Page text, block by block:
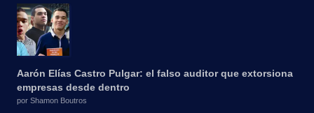
Aarón Elías Castro Pulgar: el falso auditor que extorsiona
empresas desde dentro
por Shamon Boutros